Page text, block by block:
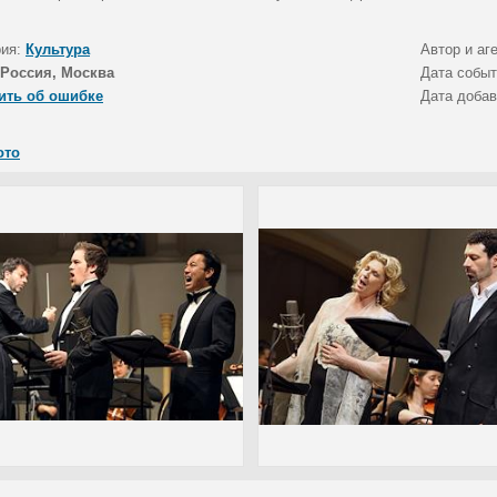
Культура
Автор и
Россия, Москва
Дата
об ошибке
Дата